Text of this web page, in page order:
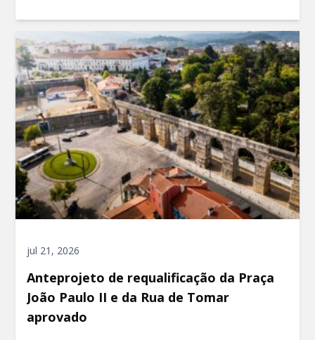
jul 21, 2026
Anteprojeto de requalificação da Praça
João Paulo II e da Rua de Tomar
aprovado